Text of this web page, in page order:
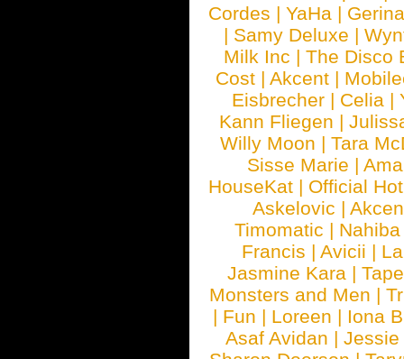
Cordes |YaHa |
| Samy Deluxe |
Milk Inc |The Disco
Cost |Akcent |
Eisbrecher | Celia |
Kann Fliegen |
Willy Moon |Tara
Sisse Marie |
HouseKat | Official
Askelovic |
Timomatic | Nahiba
Francis | Avicii |
Jasmine Kara |
Monsters and Men |
| Fun | Loreen | Iona
Asaf Avidan |Jessie